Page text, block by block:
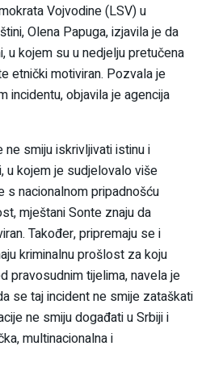
Vojvodine (LSV) u
Olena Papuga, izjavila je da
u kojem su u nedjelju pretučena
etnički motiviran. Pozvala je
incidentu, objavila je agencija
smiju iskrivljivati istinu i
u kojem je sudjelovalo više
s nacionalnom pripadnošću
mještani Sonte znaju da
Također, pripremaju se i
kriminalnu prošlost za koju
pravosudnim tijelima, navela je
se taj incident ne smije zataškati
ne smiju događati u Srbiji i
multinacionalna i